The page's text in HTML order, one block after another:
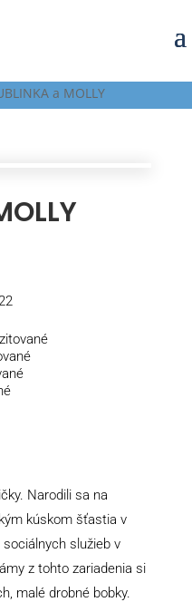
a MOLLY
Narodili sa na
kúskom šťastia v
služieb v
z tohto zariadenia si
malé drobné bobky.